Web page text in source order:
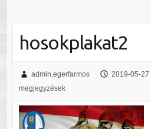
hosokplakat2
admin.egerfarmos 2019-05-27
megjegyzések